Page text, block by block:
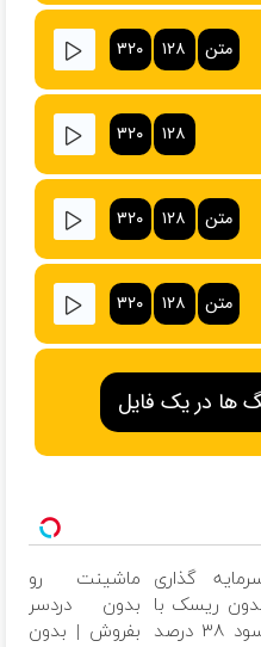
متن ۱۲۸ ۳۲۰
۱۲۸ ۳۲۰
متن ۱۲۸ ۳۲۰
متن ۱۲۸ ۳۲۰
ها در یک فایل
گذاری
ریسک با
سود ۳۸ درصد
ماشینت رو
بدون دردسر
بفروش | بدون